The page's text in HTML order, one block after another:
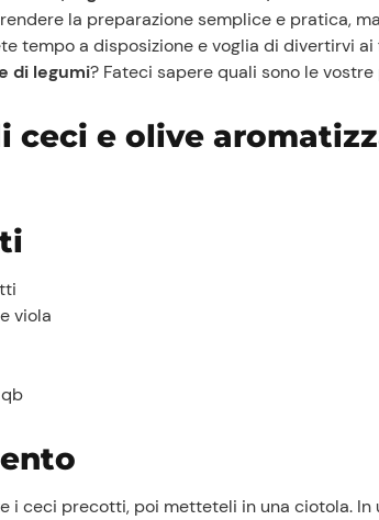
la preparazione semplice e pratica,
tempo a disposizione e voglia di divertirvi
di legumi? Fateci sapere quali sono le
ceci e olive
viola
i ceci precotti, poi metteteli in una ciotola.